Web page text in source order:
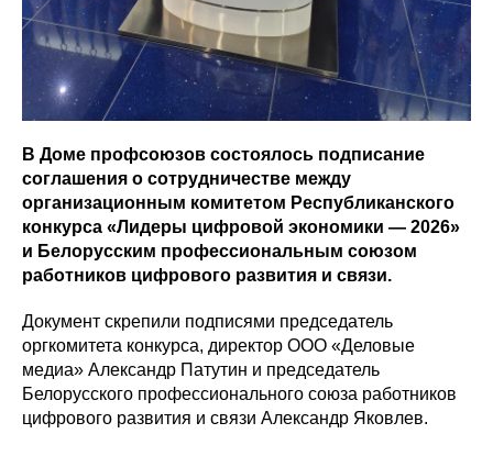
В Доме профсоюзов состоялось подписание
соглашения о сотрудничестве между
организационным комитетом Республиканского
конкурса «Лидеры цифровой экономики — 2026»
и Белорусским профессиональным союзом
работников цифрового развития и связи.
Документ скрепили подписями председатель
оргкомитета конкурса, директор ООО «Деловые
медиа» Александр Патутин и председатель
Белорусского профессионального союза работников
цифрового развития и связи Александр Яковлев.